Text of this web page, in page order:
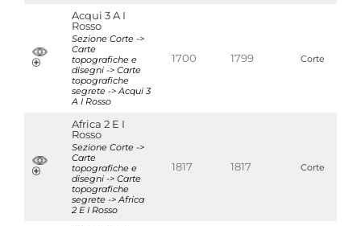
Acqui 3 A I
Rosso
Sezione Corte ->
Carte
topografiche e
disegni -> Carte
topografiche
segrete -> Acqui 3
A I Rosso
1700 1799 Corte
Africa 2 E I
Rosso
Sezione Corte ->
Carte
topografiche e
disegni -> Carte
topografiche
segrete -> Africa
2 E I Rosso
1817 1817 Corte